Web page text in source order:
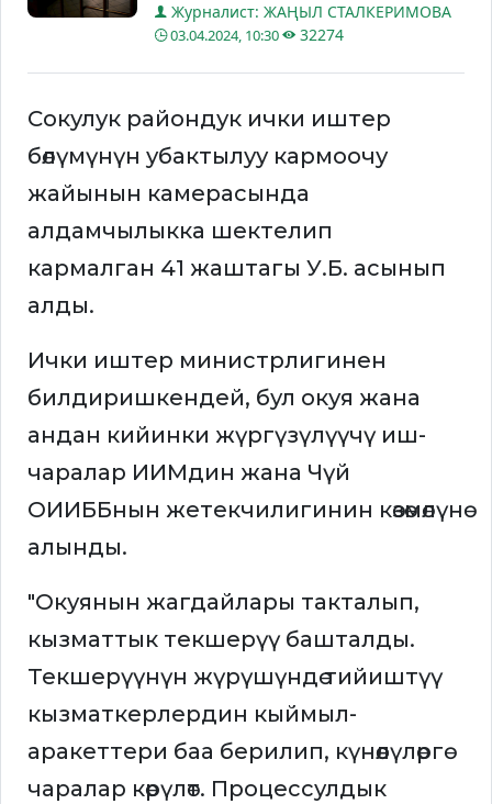
Журналист: ЖАҢЫЛ СТАЛКЕРИМОВА
03.04.2024, 10:30 32274
Сокулук райондук ички иштер
бөлүмүнүн убактылуу кармоочу
жайынын камерасында
алдамчылыкка шектелип
кармалган 41 жаштагы У.Б. асынып
алды.
Ички иштер министрлигинен
билдиришкендей, бул окуя жана
андан кийинки жүргүзүлүүчү иш-
чаралар ИИМдин жана Чүй
ОИИББнын жетекчилигинин көзөмөлүнө
алынды.
"Окуянын жагдайлары такталып,
кызматтык текшерүү башталды.
Текшерүүнүн жүрүшүндө тийиштүү
кызматкерлердин кыймыл-
аракеттери баа берилип, күнөөлүлөргө
чаралар көрүлөт. Процессулдык